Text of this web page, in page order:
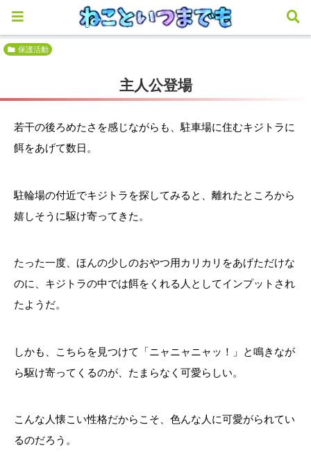
保護活動
主人公登場
若干の後ろめたさを感じながらも、駐車場に住むキジトラに
餌をあげて数日。
駐輪場の付近でキジトラを探してみると、離れたところから
嬉しそうに駆け寄ってきた。
たった一度、ほんの少しのおやつ用カリカリをあげただけな
のに、キジトラの中では餌をくれる人としてインプットされ
たようだ。
しかも、こちらを見つけて「ニャニャニャッ！」と鳴きなが
ら駆け寄ってくるのが、たまらなく可愛らしい。
こんな人懐こい性格だからこそ、色んな人に可愛がられてい
るのだろう。